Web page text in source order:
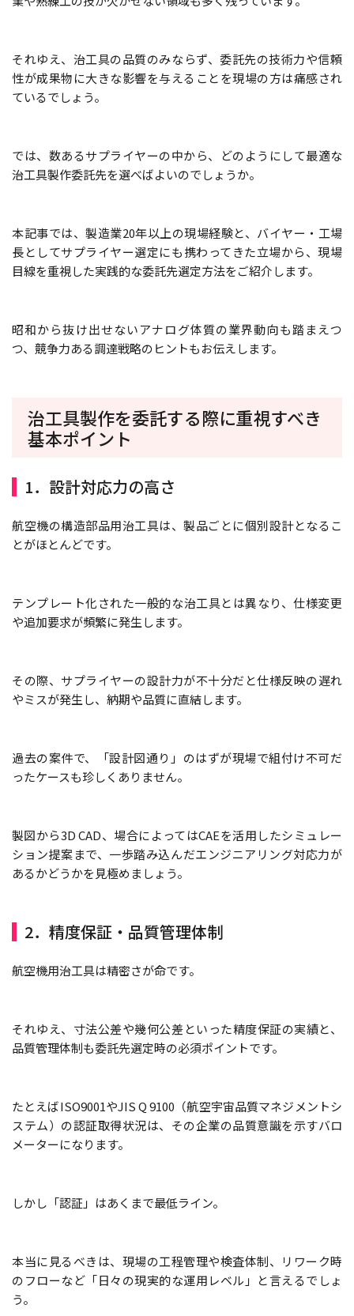
それゆえ、治工具の品質のみならず、委託先の技術力や信頼
性が成果物に大きな影響を与えることを現場の方は痛感され
ているでしょう。
では、数あるサプライヤーの中から、どのようにして最適な
治工具製作委託先を選べばよいのでしょうか。
本記事では、製造業20年以上の現場経験と、バイヤー・工場
長としてサプライヤー選定にも携わってきた立場から、現場
目線を重視した実践的な委託先選定方法をご紹介します。
昭和から抜け出せないアナログ体質の業界動向も踏まえつ
つ、競争力ある調達戦略のヒントもお伝えします。
治工具製作を委託する際に重視すべき
基本ポイント
1．設計対応力の高さ
航空機の構造部品用治工具は、製品ごとに個別設計となるこ
とがほとんどです。
テンプレート化された一般的な治工具とは異なり、仕様変更
や追加要求が頻繁に発生します。
その際、サプライヤーの設計力が不十分だと仕様反映の遅れ
やミスが発生し、納期や品質に直結します。
過去の案件で、「設計図通り」のはずが現場で組付け不可だ
ったケースも珍しくありません。
製図から3D CAD、場合によってはCAEを活用したシミュレー
ション提案まで、一歩踏み込んだエンジニアリング対応力が
あるかどうかを見極めましょう。
2．精度保証・品質管理体制
航空機用治工具は精密さが命です。
それゆえ、寸法公差や幾何公差といった精度保証の実績と、
品質管理体制も委託先選定時の必須ポイントです。
たとえばISO9001やJIS Q 9100（航空宇宙品質マネジメントシ
ステム）の認証取得状況は、その企業の品質意識を示すバロ
メーターになります。
しかし「認証」はあくまで最低ライン。
本当に見るべきは、現場の工程管理や検査体制、リワーク時
のフローなど「日々の現実的な運用レベル」と言えるでしょ
う。